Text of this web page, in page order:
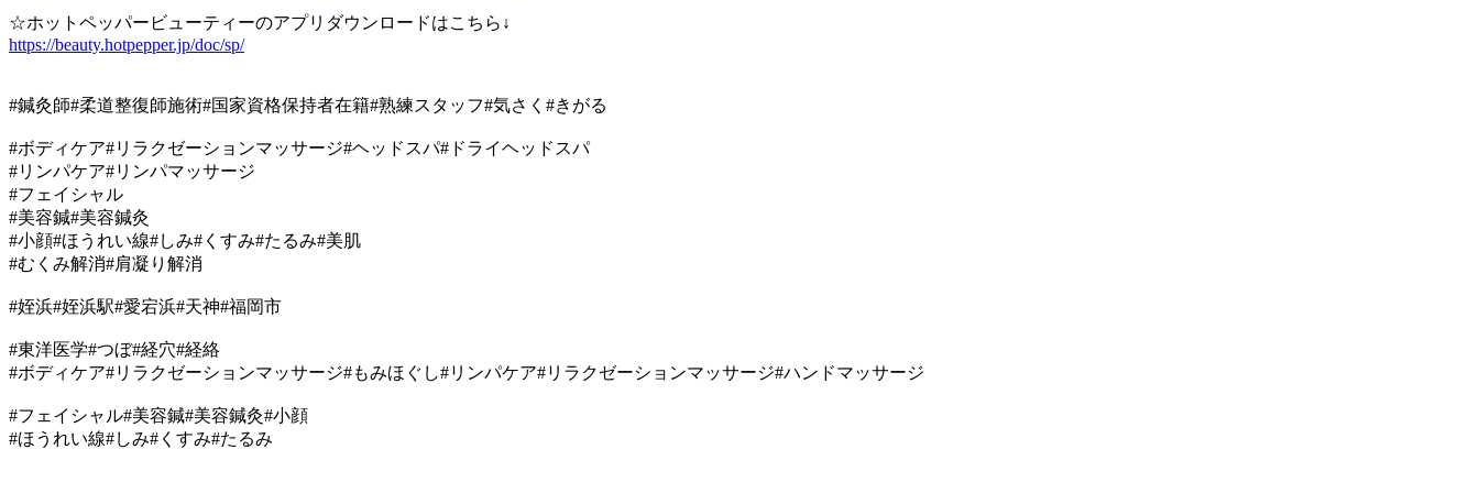
☆ホットペッパービューティーのアプリダウンロードはこちら↓
https://beauty.hotpepper.jp/doc/sp/
#鍼灸師#柔道整復師施術#国家資格保持者在籍#熟練スタッフ#気さく#きがる
#ボディケア#リラクゼーションマッサージ#ヘッドスパ#ドライヘッドスパ
#リンパケア#リンパマッサージ
#フェイシャル
#美容鍼#美容鍼灸
#小顔#ほうれい線#しみ#くすみ#たるみ#美肌
#むくみ解消#肩凝り解消
#姪浜#姪浜駅#愛宕浜#天神#福岡市
#東洋医学#つぼ#経穴#経絡
#ボディケア#リラクゼーションマッサージ#もみほぐし#リンパケア#リラクゼーションマッサージ#ハンドマッサージ
#フェイシャル#美容鍼#美容鍼灸#小顔
#ほうれい線#しみ#くすみ#たるみ